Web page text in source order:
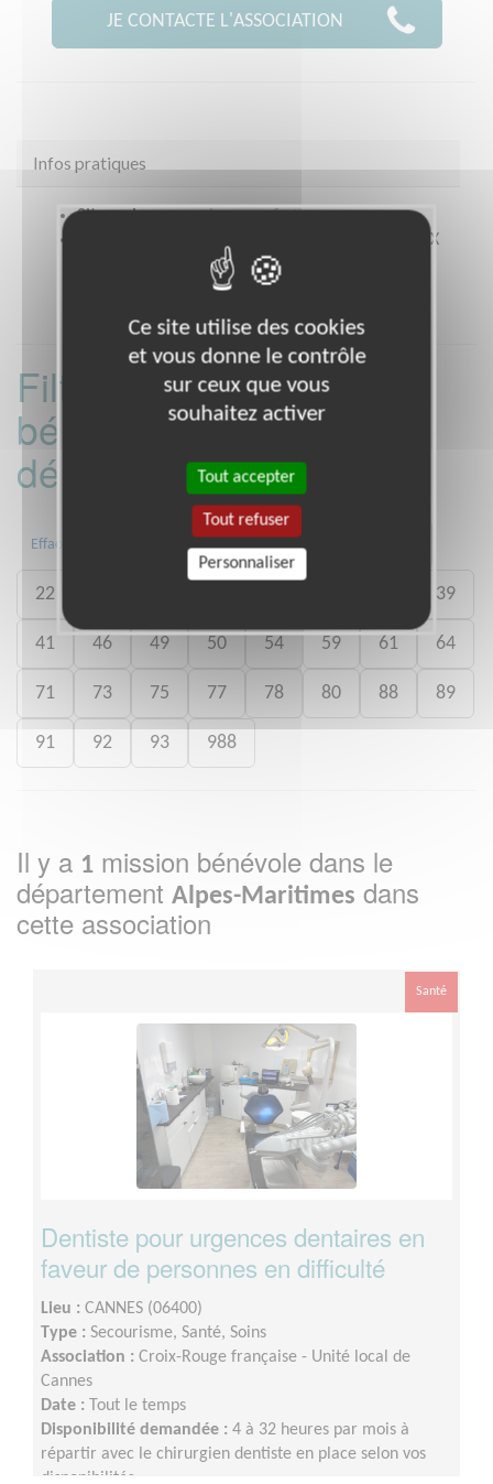
JE CONTACTE L'ASSOCIATION
Infos pratiques
Site web www.croix-rouge.fr
82 Bvd George Sand CHATEAUROUX
Filtrer les missions
bénévoles par
département :
Effacer 13 15
22 39
41 46 49 50 54 59 61 64
71 73 75 77 78 80 88 89
91 92 93 988
Il y a 1 mission bénévole dans le
département Alpes-Maritimes dans
cette association
Santé
Dentiste pour urgences dentaires en
faveur de personnes en difficulté
Lieu : CANNES (06400)
Type : Secourisme, Santé, Soins
Association : Croix-Rouge française - Unité local de
Cannes
Date : Tout le temps
Disponibilité demandée : 4 à 32 heures par mois à
répartir avec le chirurgien dentiste en place selon vos
disponibilités
Ce site utilise des cookies
et vous donne le contrôle
sur ceux que vous
souhaitez activer
Tout accepter
Tout refuser
Personnaliser